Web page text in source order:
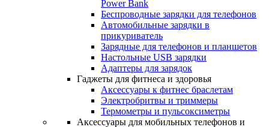
Power Bank
Беспроводные зарядки для телефонов
Автомобильные зарядки в
прикуриватель
Зарядные для телефонов и планшетов
Настольные USB зарядки
Адаптеры для зарядок
Гаджеты для фитнеса и здоровья
Аксессуары к фитнес браслетам
Электробритвы и триммеры
Термометры и пульсоксиметры
Аксессуары для мобильных телефонов и